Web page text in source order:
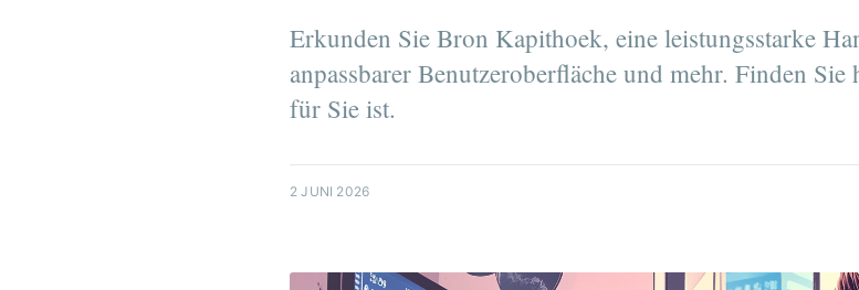
Erkunden Sie Bron Kapithoek, eine leistungsstarke
anpassbarer Benutzeroberfläche und mehr. Finden
für Sie ist.
2 JUNI 2026